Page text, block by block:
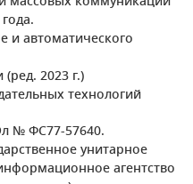
и автоматического
2023 г.)
технологий
№ ФС77-57640.
унитарное
агентство